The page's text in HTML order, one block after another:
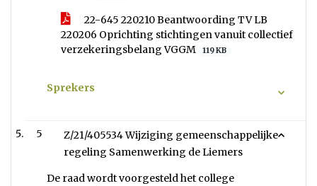
22-645 220210 Beantwoording TV LB
220206 Oprichting stichtingen vanuit collectief
verzekeringsbelang VGGM
119 KB
Sprekers
5
Z/21/405534 Wijziging gemeenschappelijke
regeling Samenwerking de Liemers
De raad wordt voorgesteld het college